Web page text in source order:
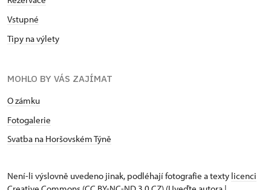
Vstupné
Tipy na výlety
MOHLO BY VÁS ZAJÍMAT
O zámku
Fotogalerie
Svatba na Horšovském Týně
Není-li výslovně uvedeno jinak, podléhají fotografie a texty licenci